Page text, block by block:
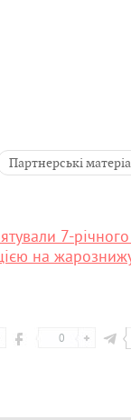
Партнерські
7-
на
0